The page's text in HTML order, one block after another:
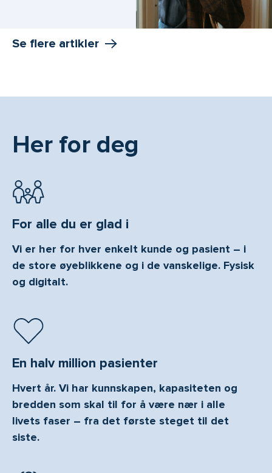
Se flere artikler
Her for deg
For alle du er glad i
Vi er her for hver enkelt kunde og pasient – i
de store øyeblikkene og i de vanskelige. Fysisk
og digitalt.
En halv million pasienter
Hvert år. Vi har kunnskapen, kapasiteten og
bredden som skal til for å være nær i alle
livets faser – fra det første steget til det
siste.